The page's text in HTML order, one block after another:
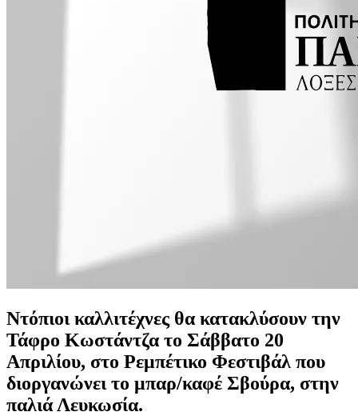
Ντόπιοι καλλιτέχνες θα κατακλύσουν την
Τάφρο Κωστάντζα το Σάββατο 20
Απριλίου, στο Ρεμπέτικο Φεστιβάλ που
διοργανώνει το μπαρ/καφέ Σβούρα, στην
παλιά Λευκωσία.